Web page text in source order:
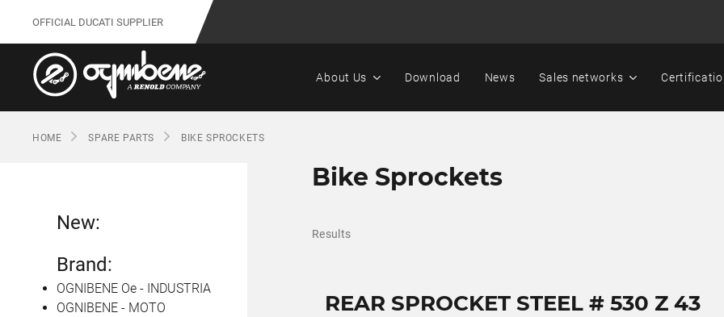
OFFICIAL DUCATI SUPPLIER
About Us Download News Sales networks
HOME SPARE PARTS BIKE SPROCKETS
Bike Sprockets
Results
REAR SPROCKET STEEL # 530 Z 43
New:
Brand:
OGNIBENE Oe - INDUSTRIA
OGNIBENE - MOTO